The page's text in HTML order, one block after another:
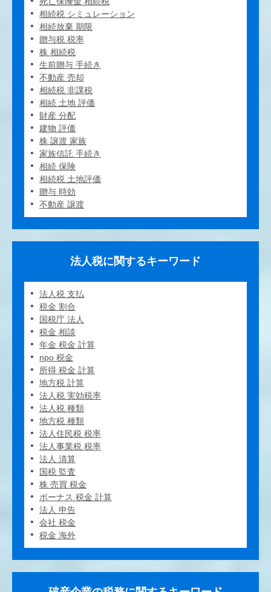
相続税 シミュレーション
相続放棄 期限
贈与税 税率
株 相続税
生前贈与 手続き
不動産 売却
相続税 非課税
相続 土地 評価
財産 分配
建物 評価
株 譲渡 家族
家族信託 手続き
相続 保険
相続税 土地評価
贈与 時効
不動産 譲渡
法人税に関するキーワード
法人税 支払
税金 割合
国税庁 法人
税金 相談
年金 税金 計算
npo 税金
所得 税金 計算
地方税 計算
法人税 実効税率
法人税 種類
地方税 種類
法人住民税 税率
法人事業税 税率
法人 清算
国税 監査
株 売買 税金
ボーナス 税金 計算
法人 申告
会社 税金
税金 海外